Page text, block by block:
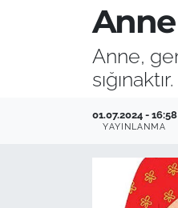
Anne,
sığınaktır.
01.07.2024 - 16:58
YAYINLANMA
Yaşam | Aile&GNÇ
Fıkıh | Ahkam
Süper Lig Puan
Tüm Manşetler
Son Dakika Haberleri